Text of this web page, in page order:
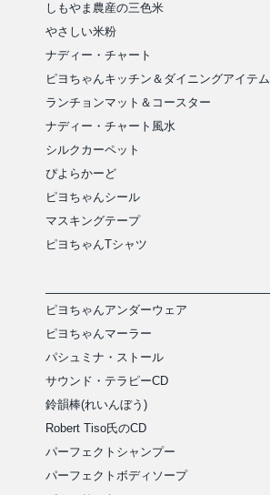
しもやま農産の三色米
やさしい米粉
ナディー・チャート
ピヨちゃんキッチン＆ダイニングアイテム
ランチョンマット＆コースター
ナディー・チャート風水
シルクカーペット
ぴよらかーど
ピヨちゃんシール
マスキングテープ
ピヨちゃんTシャツ
ピヨちゃんアンダーウェア
ピヨちゃんマーラー
パシュミナ・ストール
サウンド・テラピーCD
鈴韻棒(れいんぼう)
Robert Tiso氏のCD
パーフェクトシャンプー
パーフェクトボディソープ